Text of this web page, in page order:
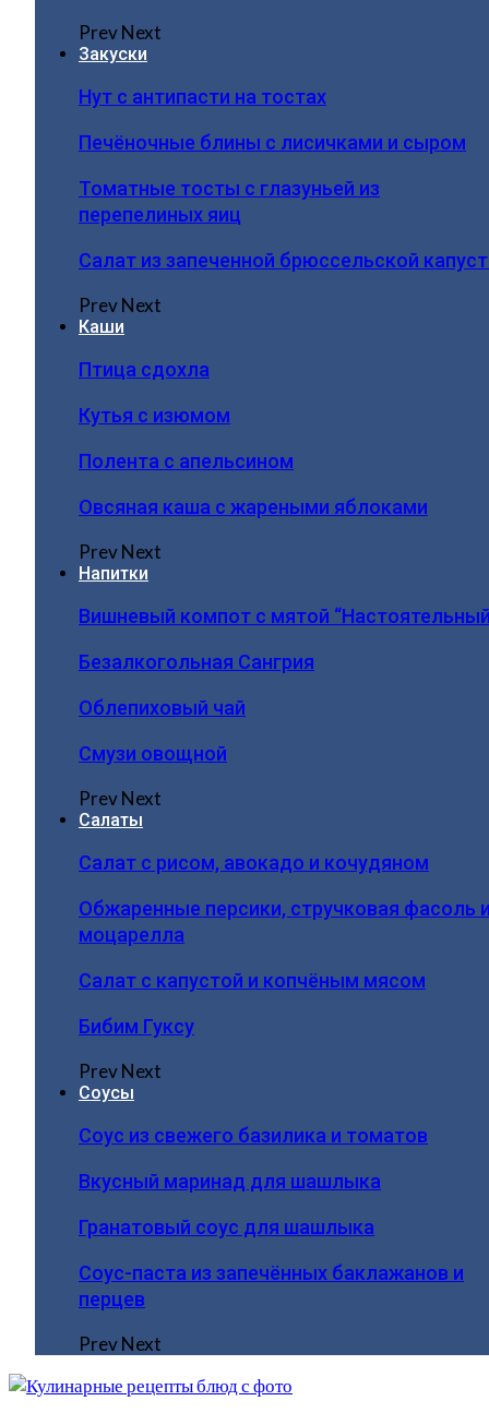
PrevNext
Закуски
Нут с антипасти на тостах
Печёночные блины с лисичками и сыром
Томатные тосты с глазуньей из
перепелиных яиц
Салат из запеченной брюссельской
PrevNext
Каши
Птица сдохла
Кутья с изюмом
Полента с апельсином
Овсяная каша с жареными яблоками
PrevNext
Напитки
Вишневый компот с мятой
Безалкогольная Сангрия
Облепиховый чай
Смузи овощной
PrevNext
Салаты
Салат с рисом, авокадо и кочудяном
Обжаренные персики, стручковая фасоль
моцарелла
Салат с капустой и копчёным мясом
Бибим Гуксу
PrevNext
Соусы
Соус из свежего базилика и томатов
Вкусный маринад для шашлыка
Гранатовый соус для шашлыка
Соус-паста из запечённых баклажанов и
перцев
PrevNext